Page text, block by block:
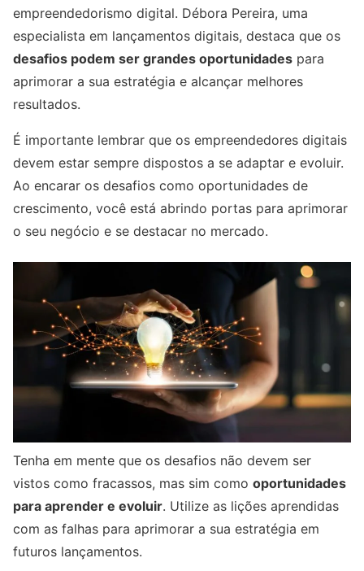
empreendedorismo digital. Débora Pereira, uma
especialista em lançamentos digitais, destaca que os
desafios podem ser grandes oportunidades para
aprimorar a sua estratégia e alcançar melhores
resultados.
É importante lembrar que os empreendedores digitais
devem estar sempre dispostos a se adaptar e evoluir.
Ao encarar os desafios como oportunidades de
crescimento, você está abrindo portas para aprimorar
o seu negócio e se destacar no mercado.
Tenha em mente que os desafios não devem ser
vistos como fracassos, mas sim como oportunidades
para aprender e evoluir. Utilize as lições aprendidas
com as falhas para aprimorar a sua estratégia em
futuros lançamentos.